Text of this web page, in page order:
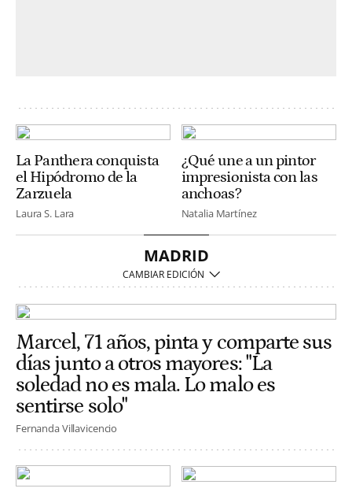
La Panthera conquista
el Hipódromo de la
Zarzuela
Laura S. Lara
¿Qué une a un pintor
impresionista con las
anchoas?
Natalia Martínez
MADRID
Marcel, 71 años, pinta y comparte sus
días junto a otros mayores: "La
soledad no es mala. Lo malo es
sentirse solo"
Fernanda Villavicencio